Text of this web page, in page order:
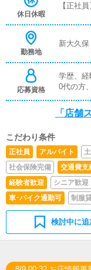
ります
っていた
早い方
お任せ
せや来店
を見なが
様の増加
の入店数
ってい
ているキ
たPR（
ていただ
ルサイト
ャストの
す。基本
の方に快
休日休暇
【正社
勤務地
新大久保
応募資格
学歴、
0代の方
「店舗
こだわり条件
正社員 アルバイト
社会保険完備
交通費支
経験者歓迎
シニア歓迎
車･バイク通勤可
制服
検討中に追